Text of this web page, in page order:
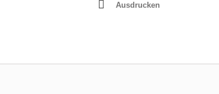
Ausdrucken